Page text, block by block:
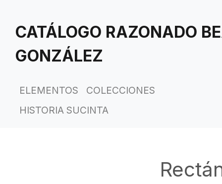
contenido
CATÁLOGO RAZONADO
GONZÁLEZ
ELEMENTOS
COLECCIONES
HISTORIA SUCINTA